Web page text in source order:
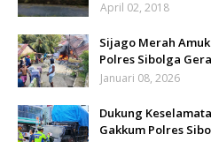
April 02, 2018
Sijago Merah
Polres Sibolga
Januari 08, 2026
Dukung
Gakkum Polres